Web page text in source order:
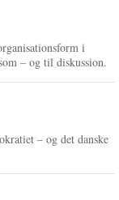
i
– og til diskussion.
– og det danske